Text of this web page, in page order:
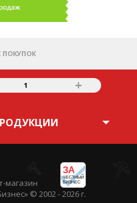
ПОКУПОК
1 +
ЗА
ЧЕСТНЫЙ
БИЗНЕС
магазин
© 2002 - 2026 г.